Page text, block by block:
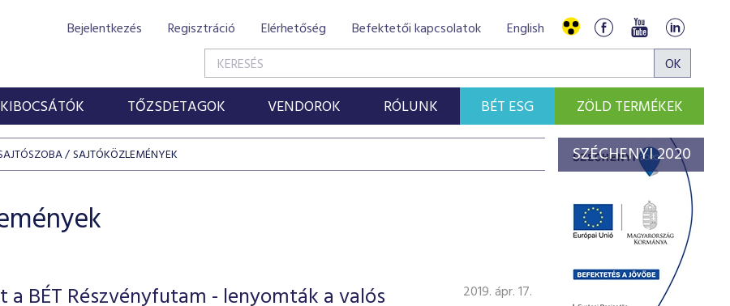
Bejelentkezés Regisztráció Elérhetőség Befektetői kapcsolatok English
KIBOCSÁTÓK TŐZSDETAGOK VENDOROK RÓLUNK BÉT ESG ZÖLD TERMÉKEK
SAJTÓKÖZLEMÉNYEK
a BÉT Részvényfutam - lenyomták a valós
2019. ápr. 17.
SZÉCHENYI 2020